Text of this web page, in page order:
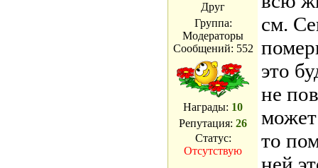
Друг
Группа:
Модераторы
Сообщений: 552
Награды: 10
Репутация: 26
Статус:
Отсутствую
см.
это
не
то